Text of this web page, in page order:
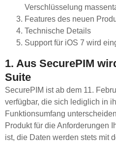
Verschlüsselung
Features des neuen
Technische Details
Support für iOS 7 wird
1. Aus SecurePIM
Suite
SecurePIM ist ab dem 11.
verfügbar, die sich lediglich in
Funktionsumfang
Produkt für die Anforderungen
ist, die Daten werden stets mit